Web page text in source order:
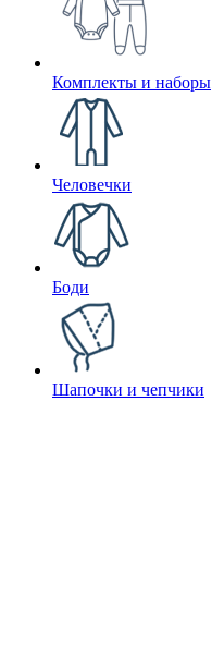
Комплекты и наборы
Человечки
Боди
Шапочки и чепчики